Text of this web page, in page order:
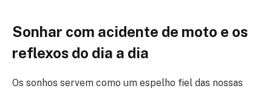
Sonhar com acidente de moto e os
reflexos do dia a dia
Os sonhos servem como um espelho fiel das nossas